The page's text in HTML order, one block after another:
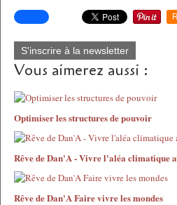
S'inscrire à la newsletter
Vous aimerez aussi :
Optimiser les structures de pouvoir
Rêve de Dan'A - Vivre l'aléa climatique
Rêve de Dan'A Faire vivre les mondes